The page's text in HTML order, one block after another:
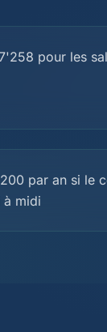
pour les
par an si le
à midi